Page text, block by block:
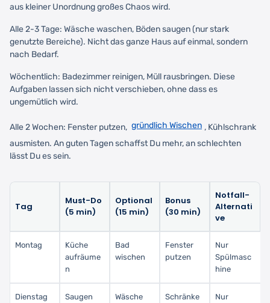
aus kleiner Unordnung großes Chaos wird.
Alle 2-3 Tage: Wäsche waschen, Böden saugen (nur stark
genutzte Bereiche). Nicht das ganze Haus auf einmal, sondern
nach Bedarf.
Wöchentlich: Badezimmer reinigen, Müll rausbringen. Diese
Aufgaben lassen sich nicht verschieben, ohne dass es
ungemütlich wird.
Alle 2 Wochen: Fenster putzen, gründlich Wischen , Kühlschrank
ausmisten. An guten Tagen schaffst Du mehr, an schlechten
lässt Du es sein.
Tag
Must-Do
(5 min)
Optional
(15 min)
Bonus
(30 min)
Notfall-
Alternati
ve
Montag
Küche
aufräume
n
Bad
wischen
Fenster
putzen
Nur
Spülmasc
hine
Dienstag
Saugen
Wäsche
Schränke
Nur